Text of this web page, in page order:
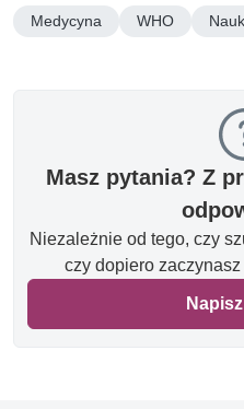
Medycyna WHO
Masz pytania? Z
Niezależnie od tego, czy
czy dopiero